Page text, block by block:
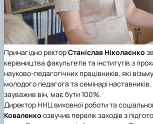
Принагідно ректорСтаніслав Ніколаєнко
керівництва факультетів та інститутів з
науково-педагогічних працівників, які
молодого педагога та семінарі
зауважив він, має бути 100%.
Директор ННЦ виховної роботи та
Коваленко озвучив перелік заходів з